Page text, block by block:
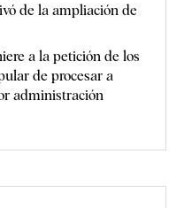
de la ampliación de
a la petición de los
de procesar a
administración